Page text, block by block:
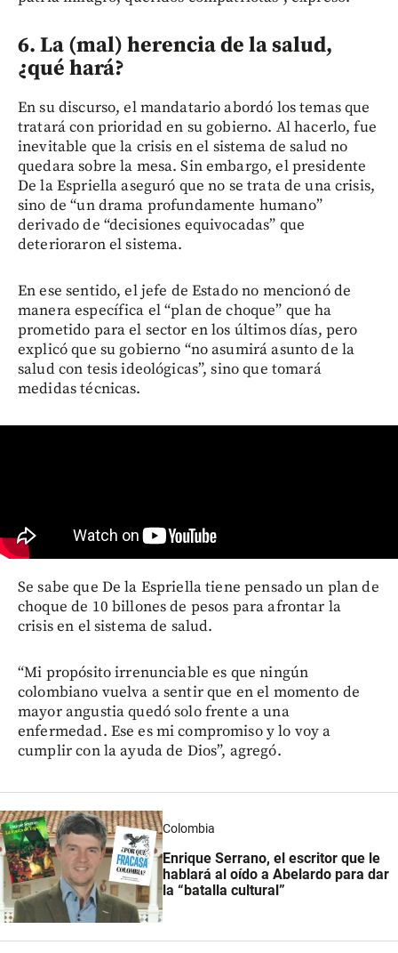
6. La (mal) herencia de la salud,
¿qué hará?
En su discurso, el mandatario abordó los temas que
tratará con prioridad en su gobierno. Al hacerlo, fue
inevitable que la crisis en el sistema de salud no
quedara sobre la mesa. Sin embargo, el presidente
De la Espriella aseguró que no se trata de una crisis,
sino de “un drama profundamente humano”
derivado de “decisiones equivocadas” que
deterioraron el sistema.
En ese sentido, el jefe de Estado no mencionó de
manera específica el “plan de choque” que ha
prometido para el sector en los últimos días, pero
explicó que su gobierno “no asumirá asunto de la
salud con tesis ideológicas”, sino que tomará
medidas técnicas.
Se sabe que De la Espriella tiene pensado un plan de
choque de 10 billones de pesos para afrontar la
crisis en el sistema de salud.
“Mi propósito irrenunciable es que ningún
colombiano vuelva a sentir que en el momento de
mayor angustia quedó solo frente a una
enfermedad. Ese es mi compromiso y lo voy a
cumplir con la ayuda de Dios”, agregó.
Colombia
Enrique Serrano, el escritor que le
hablará al oído a Abelardo para dar
la “batalla cultural”